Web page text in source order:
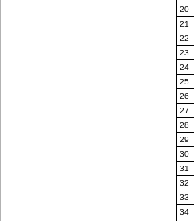
20
21
22
23
24
25
26
27
28
29
30
31
32
33
34